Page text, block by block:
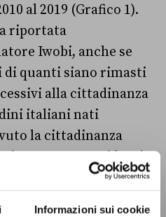
Informazioni sui cookie
al 2019 (Grafico 1).
riportata
Iwobi, anche se
di quanti siano rimasti
alla cittadinanza
italiani nati
la cittadinanza
siano ancora residenti